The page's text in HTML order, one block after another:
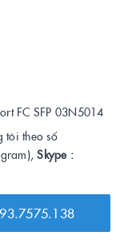
FC SFP 03N5014
tôi theo số
Skype :